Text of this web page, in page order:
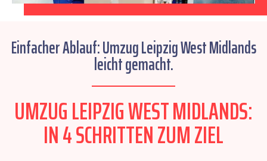
Einfacher Ablauf: Umzug Leipzig West Midlands
leicht gemacht.
UMZUG LEIPZIG WEST MIDLANDS:
IN 4 SCHRITTEN ZUM ZIEL